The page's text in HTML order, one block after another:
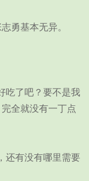
勇基本无异。
了吧？要不是我
全就没有一丁点
有没有哪里需要